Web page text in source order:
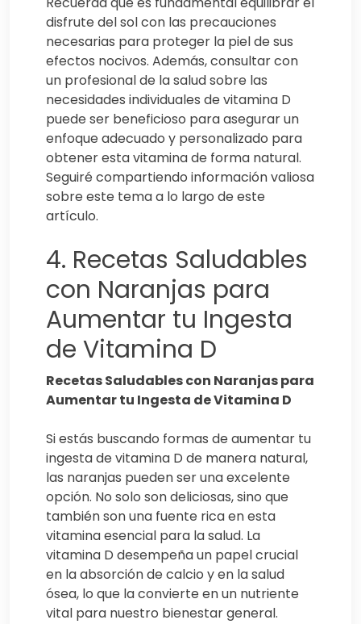
disfrute del sol con las precauciones
necesarias para proteger la piel de sus
efectos nocivos. Además, consultar con
un profesional de la salud sobre las
necesidades individuales de vitamina D
puede ser beneficioso para asegurar un
enfoque adecuado y personalizado para
obtener esta vitamina de forma natural.
Seguiré compartiendo información valiosa
sobre este tema a lo largo de este
artículo.
4. Recetas Saludables
con Naranjas para
Aumentar tu Ingesta
de Vitamina D
Recetas Saludables con Naranjas para
Aumentar tu Ingesta de Vitamina D
Si estás buscando formas de aumentar tu
ingesta de vitamina D de manera natural,
las naranjas pueden ser una excelente
opción. No solo son deliciosas, sino que
también son una fuente rica en esta
vitamina esencial para la salud. La
vitamina D desempeña un papel crucial
en la absorción de calcio y en la salud
ósea, lo que la convierte en un nutriente
vital para nuestro bienestar general.